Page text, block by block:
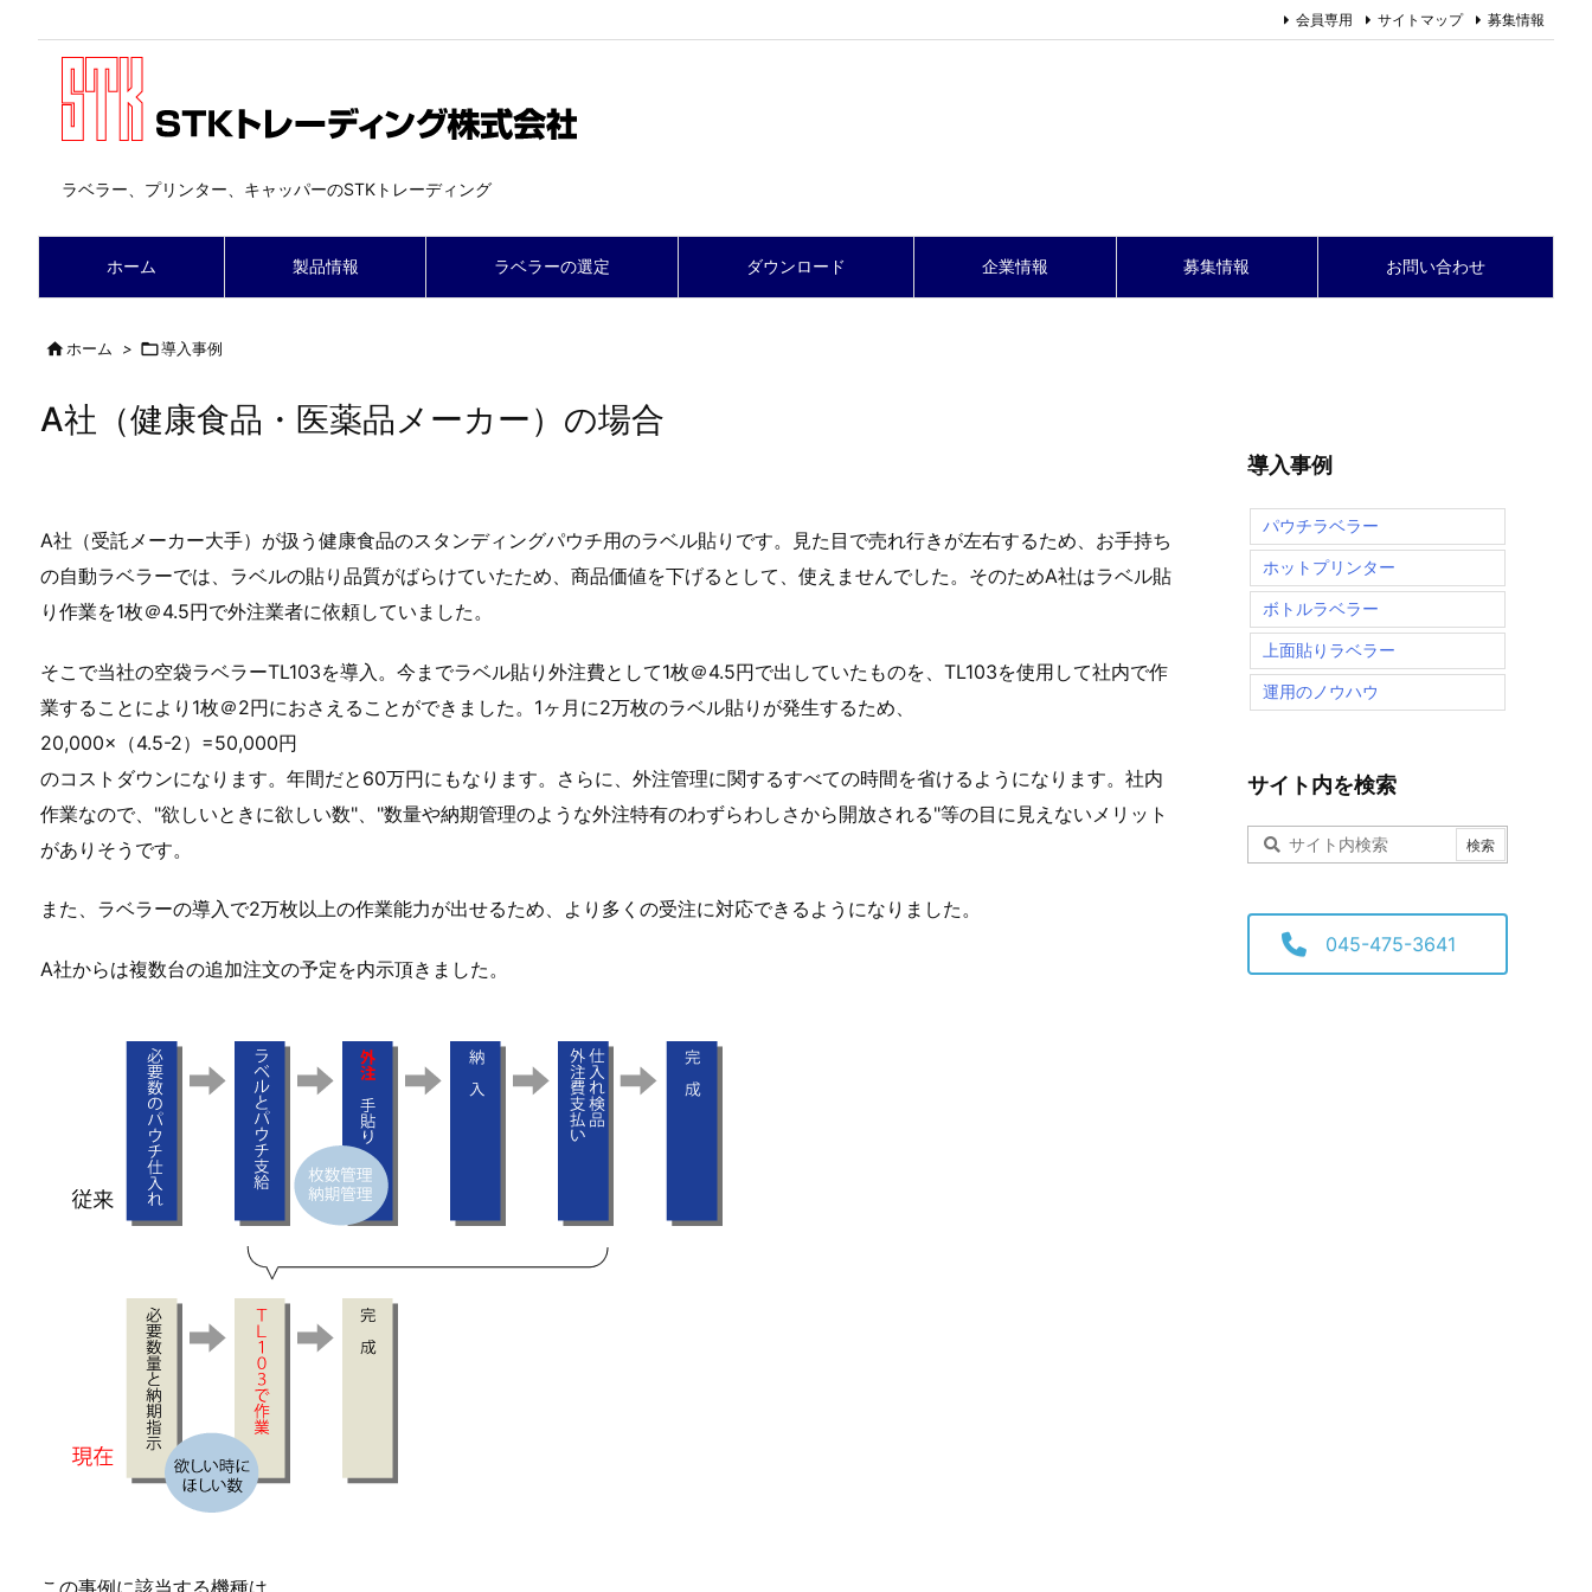
ラベラー、プリンター、キャッパーのSTKトレーディング
ホーム 製品情報 ラベラーの選定 ダウンロード 企業情報 募集情報 お問い合わせ
会員専用 サイトマップ 募集情報
ホーム > 導入事例
A社（健康食品・医薬品メーカー）の場合
A社（受託メーカー大手）が扱う健康食品のスタンディングパウチ用のラベル貼りです。見た目で売れ行きが左右するため、お手持ち
の自動ラベラーでは、ラベルの貼り品質がばらけていたため、商品価値を下げるとして、使えませんでした。そのためA社はラベル貼
り作業を1枚＠4.5円で外注業者に依頼していました。
そこで当社の空袋ラベラーTL103を導入。今までラベル貼り外注費として1枚＠4.5円で出していたものを、TL103を使用して社内で作
業することにより1枚＠2円におさえることができました。1ヶ月に2万枚のラベル貼りが発生するため、
20,000×（4.5-2）=50,000円
のコストダウンになります。年間だと60万円にもなります。さらに、外注管理に関するすべての時間を省けるようになります。社内
作業なので、"欲しいときに欲しい数"、"数量や納期管理のような外注特有のわずらわしさから開放される"等の目に見えないメリット
がありそうです。
また、ラベラーの導入で2万枚以上の作業能力が出せるため、より多くの受注に対応できるようになりました。
A社からは複数台の追加注文の予定を内示頂きました。
この事例に該当する機種は…
導入事例
パウチラベラー
ホットプリンター
ボトルラベラー
上面貼りラベラー
運用のノウハウ
サイト内を検索
045-475-3641